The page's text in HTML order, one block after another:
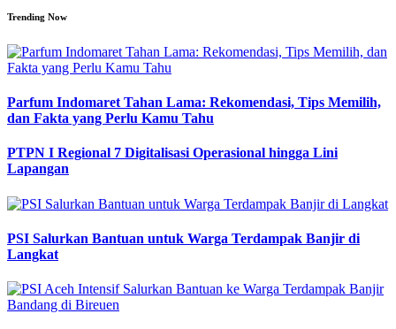
Trending Now
Parfum Indomaret Tahan Lama: Rekomendasi, Tips Memilih,
dan Fakta yang Perlu Kamu Tahu
PTPN I Regional 7 Digitalisasi Operasional hingga Lini
Lapangan
PSI Salurkan Bantuan untuk Warga Terdampak Banjir di
Langkat